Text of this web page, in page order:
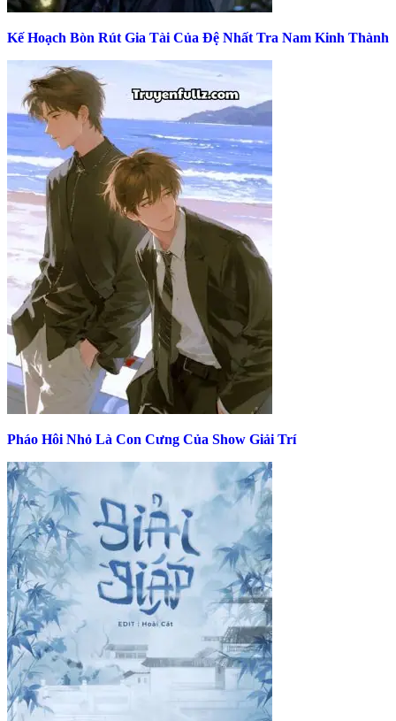
Kế Hoạch Bòn Rút Gia Tài Của Đệ Nhất Tra Nam Kinh Thành
Pháo Hôi Nhỏ Là Con Cưng Của Show Giải Trí